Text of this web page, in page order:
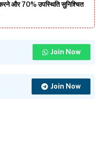
करने और 70% उपस्थिति सुनिश्चित
Join Now
Join Now